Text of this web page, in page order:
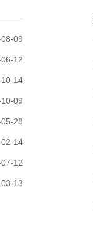
09
12
14
09
28
14
12
13